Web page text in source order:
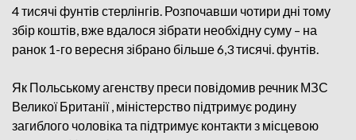
4 тисячі фунтів стерлінгів. Розпочавши чотири дні тому
збір коштів, вже вдалося зібрати необхідну суму – на
ранок 1-го вересня зібрано більше 6,3 тисячі. фунтів.
Як Польському агенству преси повідомив речник МЗС
Великої Британії , міністерство підтримує родину
загиблого чоловіка та підтримує контакти з місцевою